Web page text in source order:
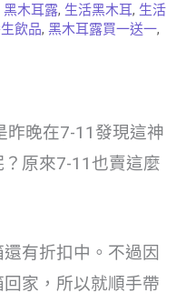
黑木耳露, 生活黑木耳, 生活
飲品, 黑木耳露買一送一,
昨晚在7-11發現這神
原來7-11也賣這麼
有折扣中。不過因
家，所以就順手帶